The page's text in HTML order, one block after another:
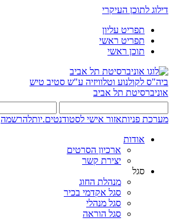
דילוג לתוכן העיקרי
תפריט עליון
תפריט ראשי
תוכן ראשי
ביה"ס לקולנוע וטלוויזיה ע"ש סטיב טיש
אוניברסיטת תל אביב
מערכת פניותאזור אישי לסטודנטים.יותלהרשמה
אודות
ארכיון הסרטים
יצירת קשר
סגל
מנהלת החוג
סגל אקדמי בכיר
סגל מנהלי
סגל הוראה